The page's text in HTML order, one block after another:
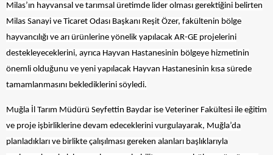
Milas’ın hayvansal ve tarımsal üretimde lider olması gerektiğini belirten
Milas Sanayi ve Ticaret Odası Başkanı Reşit Özer, fakültenin bölge
hayvancılığı ve arı ürünlerine yönelik yapılacak AR-GE projelerini
destekleyeceklerini, ayrıca Hayvan Hastanesinin bölgeye hizmetinin
önemli olduğunu ve yeni yapılacak Hayvan Hastanesinin kısa sürede
tamamlanmasını beklediklerini söyledi.
Muğla İl Tarım Müdürü Seyfettin Baydar ise Veteriner Fakültesi ile eğitim
ve proje işbirliklerine devam edeceklerini vurgulayarak, Muğla’da
planladıkları ve birlikte çalışılması gereken alanları başlıklarıyla